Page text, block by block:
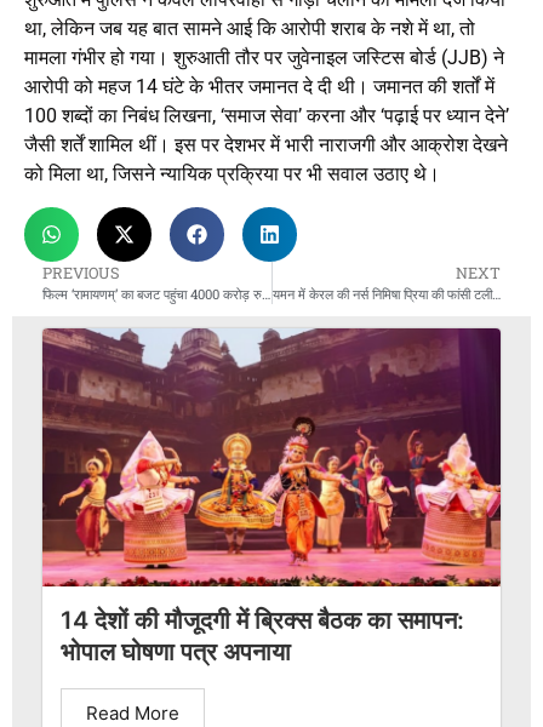
था, लेकिन जब यह बात सामने आई कि आरोपी शराब के नशे में था, तो
मामला गंभीर हो गया। शुरुआती तौर पर जुवेनाइल जस्टिस बोर्ड (JJB) ने
आरोपी को महज 14 घंटे के भीतर जमानत दे दी थी। जमानत की शर्तों में
100 शब्दों का निबंध लिखना, ‘समाज सेवा’ करना और ‘पढ़ाई पर ध्यान देने’
जैसी शर्तें शामिल थीं। इस पर देशभर में भारी नाराजगी और आक्रोश देखने
को मिला था, जिसने न्यायिक प्रक्रिया पर भी सवाल उठाए थे।
PREVIOUS NEXT
यमन में केरल की नर्स निमिषा प्रिया की फांसी टली, भारत सरकार की कोशिशों को मिली पहली सफलता
14 देशों की मौजूदगी में ब्रिक्स बैठक का समापन:
भोपाल घोषणा पत्र अपनाया
Read More